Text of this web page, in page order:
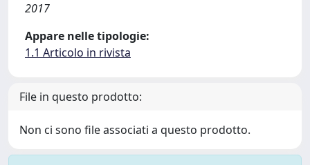
2017
Appare nelle tipologie:
1.1 Articolo in rivista
File in questo prodotto:
Non ci sono file associati a questo prodotto.